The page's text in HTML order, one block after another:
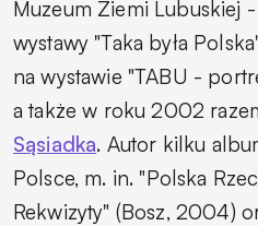
Muzeum Ziemi Lubuskiej
wystawy "Taka była
na wystawie "TABU -
a także w roku 2002
Sąsiadka. Autor kilku
Polsce, m. in. "Polska
Rekwizyty" (Bosz, 2004)